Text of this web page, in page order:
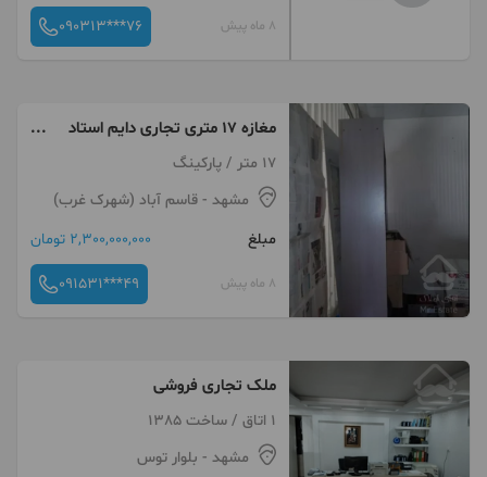
8 ماه پیش 090313***76
مغازه 17 متری تجاری دایم استاد
یوسفی10
17 متر / پارکینگ
مشهد - قاسم آباد (شهرک غرب)
مبلغ
2,300,000,000 تومان
8 ماه پیش 091531***49
ملک تجاری فروشی
1 اتاق / ساخت 1385
مشهد - بلوار توس